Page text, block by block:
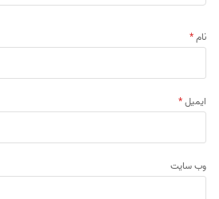
نام*
ایمیل*
وب‌ سایت